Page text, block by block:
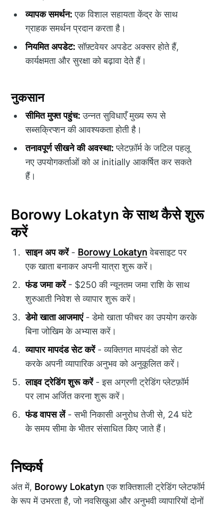
व्यापक समर्थन:एक विशाल सहायता केंद्र के साथ
ग्राहक समर्थन प्रदान करता है।
नियमित अपडेट:सॉफ़्टवेयर अपडेट अक्सर होते हैं,
कार्यक्षमता और सुरक्षा को बढ़ावा देते हैं।
नुकसान
सीमित मुफ्त पहुंच:उन्नत सुविधाएँ मुख्य रूप से
सब्सक्रिप्शन की आवश्यकता होती है।
तनावपूर्ण सीखने की अवस्था:प्लेटफ़ॉर्म के जटिल पहलू
नए उपयोगकर्ताओं को अ initially आकर्षित कर सकते
हैं।
Borowy Lokatyn के साथ कैसे शुरू
करें
साइन अप करें- Borowy Lokatyn वेबसाइट पर
एक खाता बनाकर अपनी यात्रा शुरू करें।
फंड जमा करें- $250 की न्यूनतम जमा राशि के साथ
शुरुआती निवेश से व्यापार शुरू करें।
डेमो खाता आजमाएं- डेमो खाता फीचर का उपयोग करके
बिना जोखिम के अभ्यास करें।
व्यापार मापदंड सेट करें- व्यक्तिगत मापदंडों को सेट
करके अपनी व्यापारिक अनुभव को अनुकूलित करें।
लाइव ट्रेडिंग शुरू करें- इस अग्रणी ट्रेडिंग प्लेटफ़ॉर्म
पर लाभ अर्जित करना शुरू करें।
फंड वापस लें- सभी निकासी अनुरोध तेजी से, 24 घंटे
के समय सीमा के भीतर संसाधित किए जाते हैं।
निष्कर्ष
अंत में, Borowy Lokatyn एक शक्तिशाली ट्रेडिंग प्लेटफॉर्म
के रूप में उभरता है, जो नवसिखुआ और अनुभवी व्यापारियों दोनों